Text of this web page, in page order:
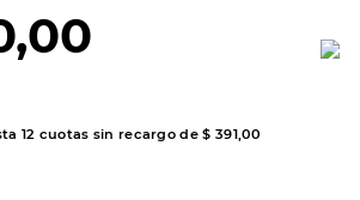
,00
12 cuotas sin recargo de$ 391,00
10
botas dama